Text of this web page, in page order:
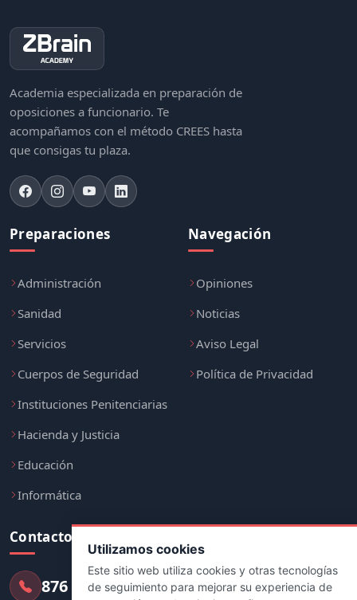
Utilizamos cookies
Este sitio web utiliza cookies y otras tecnologías
de seguimiento para mejorar su experiencia de
Academia especializada en preparación de
oposiciones a funcionario. Te
acompañamos con el método CREES hasta
que consigas tu plaza.
Preparaciones
Administración
Sanidad
Servicios
Cuerpos de Seguridad
Instituciones Penitenciarias
Hacienda y Justicia
Educación
Informática
Navegación
Opiniones
Noticias
Aviso Legal
Política de Privacidad
Contacto
876 247 237